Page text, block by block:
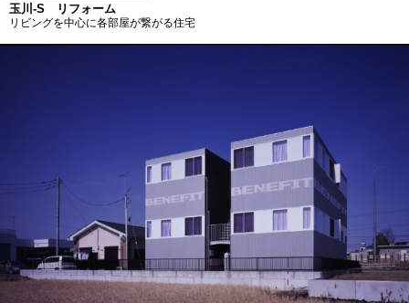
玉川-S リフォーム
リビングを中心に各部屋が繋がる住宅